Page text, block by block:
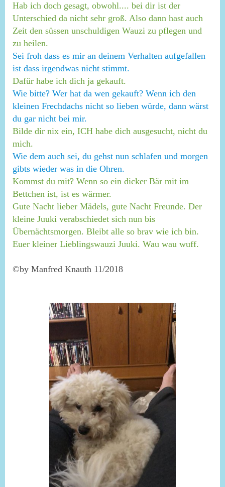
Hab ich doch gesagt, obwohl.... bei dir ist der
Unterschied da nicht sehr groß. Also dann hast auch
Zeit den süssen unschuldigen Wauzi zu pflegen und
zu heilen.
Sei froh dass es mir an deinem Verhalten aufgefallen
ist dass irgendwas nicht stimmt.
Dafür habe ich dich ja gekauft.
Wie bitte? Wer hat da wen gekauft? Wenn ich den
kleinen Frechdachs nicht so lieben würde, dann wärst
du gar nicht bei mir.
Bilde dir nix ein, ICH habe dich ausgesucht, nicht du
mich.
Wie dem auch sei, du gehst nun schlafen und morgen
gibts wieder was in die Ohren.
Kommst du mit? Wenn so ein dicker Bär mit im
Bettchen ist, ist es wärmer.
Gute Nacht lieber Mädels, gute Nacht Freunde. Der
kleine Juuki verabschiedet sich nun bis
Übernächtsmorgen. Bleibt alle so brav wie ich bin.
Euer kleiner Lieblingswauzi Juuki. Wau wau wuff.
©by Manfred Knauth 11/2018